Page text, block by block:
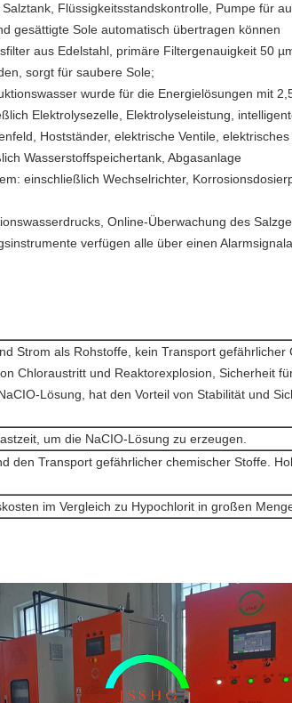
Flüssigkeitsstandskontrolle, Pumpe für
gesättigte Sole automatisch übertragen können
aus Edelstahl, primäre Filtergenauigkeit 50
sorgt für saubere Sole;
wurde für die Energielösungen mit
Elektrolysezelle, Elektrolyseleistung,
Hostständer, elektrische Ventile,
Wasserstoffspeichertank, Abgasanlage
einschließlich Wechselrichter,
Online-Überwachung des
verfügen alle über einen
Strom als Rohstoffe, kein Transport gefährlicher
Chloraustritt und Reaktorexplosion, Sicherheit
Lösung, hat den Vorteil von Stabilität und
um die NaCIO-Lösung zu erzeugen.
den Transport gefährlicher chemischer Stoffe.
im Vergleich zu Hypochlorit in großen